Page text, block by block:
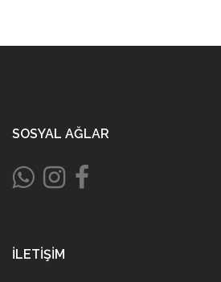
SOSYAL AĞLAR
İLETIŞIM